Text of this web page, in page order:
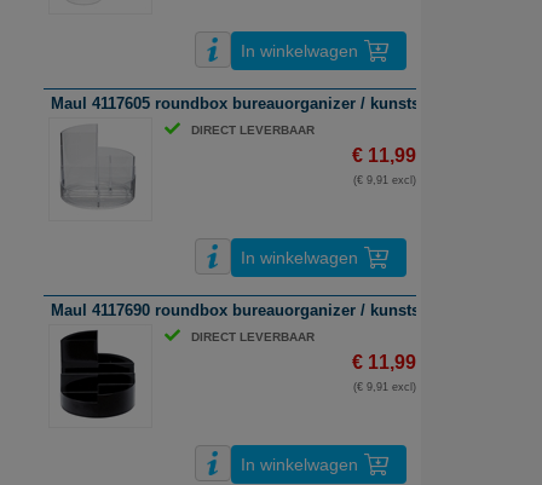
In winkelwagen
Maul 4117605 roundbox bureauorganizer / kunststof / transparant
DIRECT LEVERBAAR
€ 11,99
(€ 9,91 excl)
In winkelwagen
Maul 4117690 roundbox bureauorganizer / kunststof / zwart
DIRECT LEVERBAAR
€ 11,99
(€ 9,91 excl)
In winkelwagen